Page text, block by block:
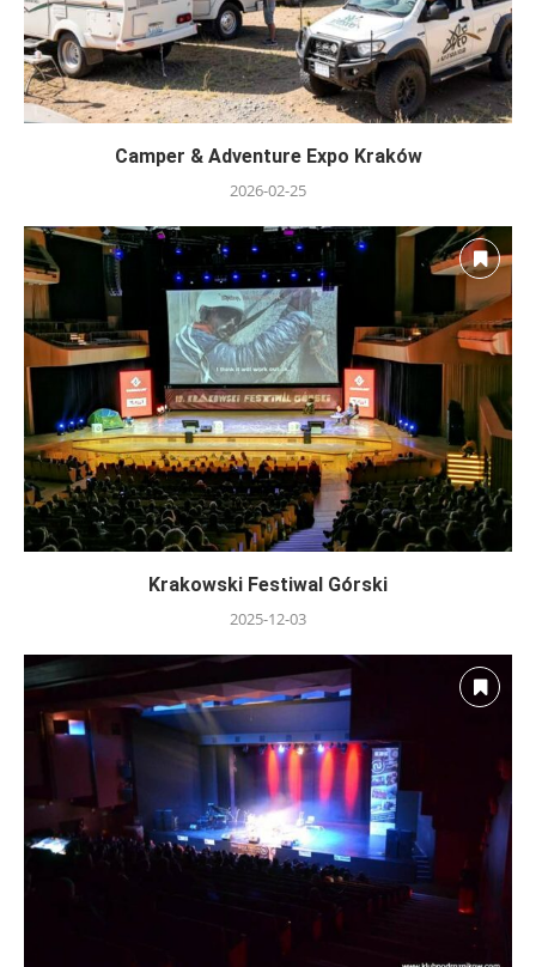
Camper & Adventure Expo Kraków
2026-02-25
Krakowski Festiwal Górski
2025-12-03